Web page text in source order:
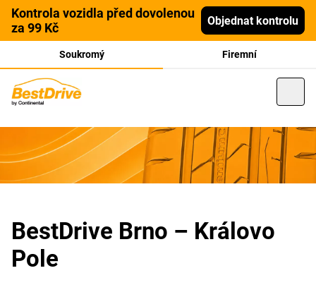
Kontrola vozidla před dovolenou
za 99 Kč
Objednat kontrolu
Soukromý Firemní
BestDrive Brno – Královo
Pole